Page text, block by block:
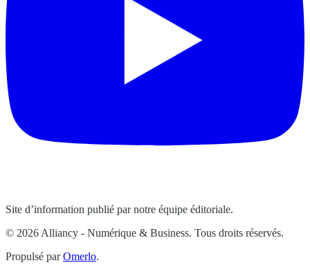
Site d’information publié par notre équipe éditoriale.
© 2026 Alliancy - Numérique & Business. Tous droits réservés.
Propulsé parOmerlo.